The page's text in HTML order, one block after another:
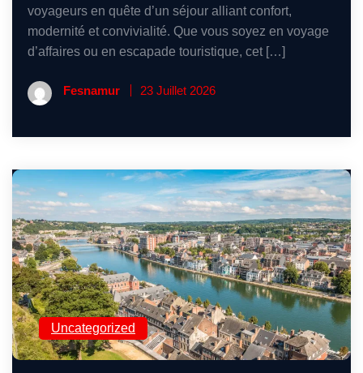
voyageurs en quête d’un séjour alliant confort,
modernité et convivialité. Que vous soyez en voyage
d’affaires ou en escapade touristique, cet […]
Fesnamur 23 Juillet 2026
Uncategorized